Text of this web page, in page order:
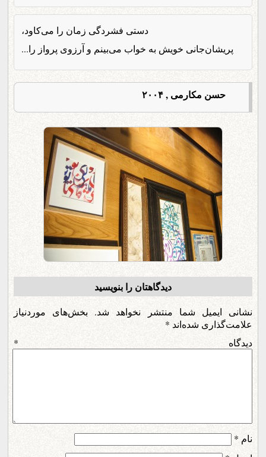
دستی فشردگی زمان را می‌کاود،
پریشان‌جانی خویش به خواب می‌بینم و آرزوی پرواز را...
حسن مکارمی , ۲۰۰۴
دیدگاهتان را بنویسید
نشانی ایمیل شما منتشر نخواهد شد.
بخش‌های موردنیاز
علامت‌گذاری شده‌اند *
دیدگاه *
نام *